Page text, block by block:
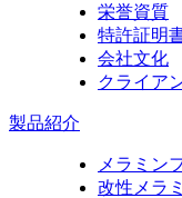
栄誉資質
特許証明
会社文化
クライア
製品紹介
メラミン
改性メラ